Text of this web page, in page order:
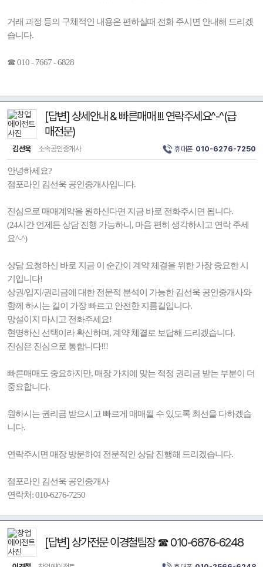
거래 과정 등의 구체적인 내용은 편하실때 전화 주시면 안내해 드리겠
습니다.
☎ 010 - 7667 - 6828
[답변] 상세안내 & 빠른매매 !!! 연락주세요^-^(급
매전문)
김선욱 소속공인중개사 휴대폰 010-6276-7250
안녕하세요?
점포라인 김선욱 공인중개사입니다.
진심으로 매매계약을 원하신다면 지금 바로 전화주시면 됩니다.
(24시간 언제든 상담 진행 가능하니, 마음 편히 생각하시고 연락 주세
요^-^)
상담 요청하신 바로 지금 이 순간이 계약 체결을 위한 가장 중요한 시
기입니다!
상권/입지/권리금에 대한 전문적 분석이 가능한 김선욱 공인중개사와
함께 하시는 길이 가장 빠르고 안전한 지름길입니다.
망설이지 마시고 전화주세요!
현명하신 선택이라 확신하며, 계약 체결로 보답해 드리겠습니다.
진심은 진심으로 통합니다!!!
빠른매매도 중요하지만, 매장 가치에 맞는 적정 권리금 받는 부분이 더
중요합니다.
원하시는 권리금 받으시고 빠르게 매매될 수 있도록 최선을 다하겠습
니다.
연락주시면 매장 방문하여 전문적인 상담 진행해 드리겠습니다.
점포라인 김선욱 공인중개사
연락처: 010-6276-7250
[답변] 상가전문 이경철팀장 ☎ 010-6876-6248